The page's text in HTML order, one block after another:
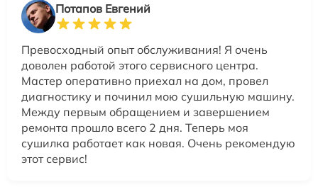
Потапов Евгений
Превосходный опыт обслуживания! Я очень
доволен работой этого сервисного центра.
Мастер оперативно приехал на дом, провел
диагностику и починил мою сушильную машину.
Между первым обращением и завершением
ремонта прошло всего 2 дня. Теперь моя
сушилка работает как новая. Очень рекомендую
этот сервис!